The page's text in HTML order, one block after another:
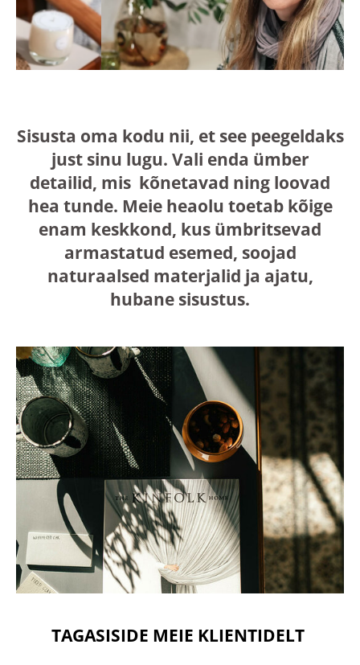
Sisusta oma kodu nii, et see peegeldaks
just sinu lugu. Vali enda ümber
detailid, mis kõnetavad ning loovad
hea tunde. Meie heaolu toetab kõige
enam keskkond, kus ümbritsevad
armastatud esemed, soojad
naturaalsed materjalid ja ajatu,
hubane sisustus.
TAGASISIDE MEIE KLIENTIDELT